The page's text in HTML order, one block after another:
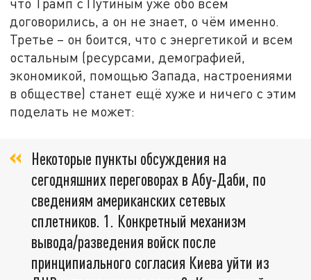
что Трамп с Путиным уже обо всём
договорились, а он не знает, о чём именно.
Третье – он боится, что с энергетикой и всем
остальным (ресурсами, демографией,
экономикой, помощью Запада, настроениями
в обществе) станет ещё хуже и ничего с этим
поделать не может:
Некоторые пункты обсуждения на
сегодняшних переговорах в Абу-Даби, по
сведениям американских сетевых
сплетников. 1. Конкретный механизм
вывода/разведения войск после
принципиального согласия Киева уйти из